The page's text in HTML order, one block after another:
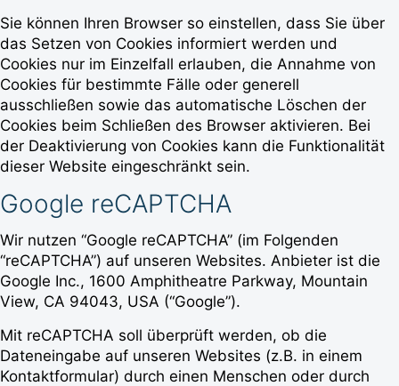
Sie können Ihren Browser so einstellen, dass Sie über
das Setzen von Cookies informiert werden und
Cookies nur im Einzelfall erlauben, die Annahme von
Cookies für bestimmte Fälle oder generell
ausschließen sowie das automatische Löschen der
Cookies beim Schließen des Browser aktivieren. Bei
der Deaktivierung von Cookies kann die Funktionalität
dieser Website eingeschränkt sein.
Google reCAPTCHA
Wir nutzen “Google reCAPTCHA” (im Folgenden
“reCAPTCHA”) auf unseren Websites. Anbieter ist die
Google Inc., 1600 Amphitheatre Parkway, Mountain
View, CA 94043, USA (“Google”).
Mit reCAPTCHA soll überprüft werden, ob die
Dateneingabe auf unseren Websites (z.B. in einem
Kontaktformular) durch einen Menschen oder durch